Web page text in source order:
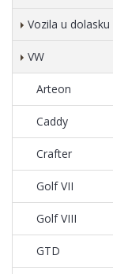
Vozila u dolasku
VW
Arteon
Caddy
Crafter
Golf VII
Golf VIII
GTD